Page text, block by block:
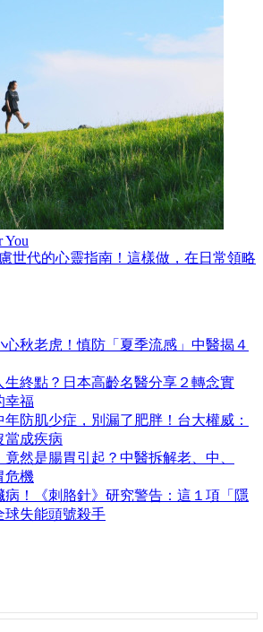
You
世代的心靈指南！這樣做，在日常領略
心秋老虎！慎防「夏季流感」中醫揭４
生終點？日本高齡名醫分享２轉念實
幸福
防肌少症，別漏了肥胖！台大權威：
當成疾病
然是腸胃引起？中醫拆解老、中、
危機
病！《刺胳針》研究警告：這１項「隱
球失能頭號殺手